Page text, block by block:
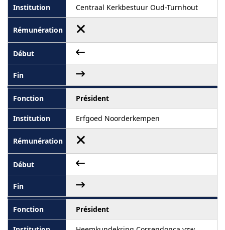
Centraal Kerkbestuur Oud-Turnhout
Président
Erfgoed Noorderkempen
Président